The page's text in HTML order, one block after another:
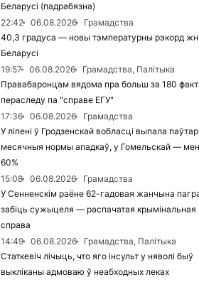
Беларусі (падрабязна)
22:42
06.08.2026
Грамадства
40,3 градуса — новы тэмпературны рэкорд
Беларусі
19:57
06.08.2026
Грамадства, Палітыка
Правабаронцам вядома пра больш за 180
пераследу па "справе ЕГУ"
17:36
06.08.2026
Грамадства
У ліпені ў Гродзенскай вобласці выпала
месячныя нормы ападкаў, у Гомельскай —
60%
15:08
06.08.2026
Грамадства
У Сенненскім раёне 62-гадовая жанчына
забіць сужыцеля — распачатая крымінальная
справа
14:49
06.08.2026
Грамадства, Палітыка
Статкевіч лічыць, что яго інсульт у няволі быў
выкліканы адмоваю ў неабходных леках